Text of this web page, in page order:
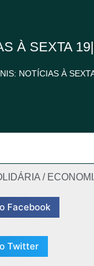
À SEXTA
NOTÍCIAS À
/
Facebook
Twitter